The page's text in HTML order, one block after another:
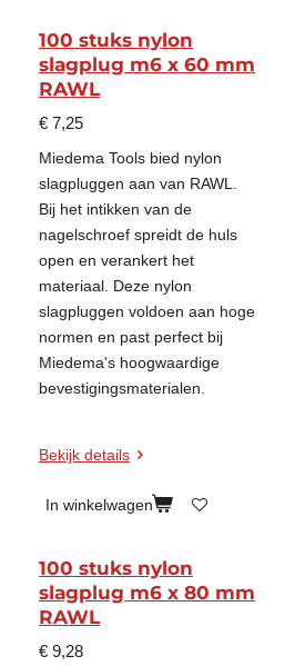
100 stuks nylon
slagplug m6 x 60 mm
RAWL
€ 7,25
Miedema Tools bied nylon
slagpluggen aan van RAWL.
Bij het intikken van de
nagelschroef spreidt de huls
open en verankert het
materiaal. Deze nylon
slagpluggen voldoen aan hoge
normen en past perfect bij
Miedema's hoogwaardige
bevestigingsmaterialen.
Bekijk details
In winkelwagen
100 stuks nylon
slagplug m6 x 80 mm
RAWL
€ 9,28